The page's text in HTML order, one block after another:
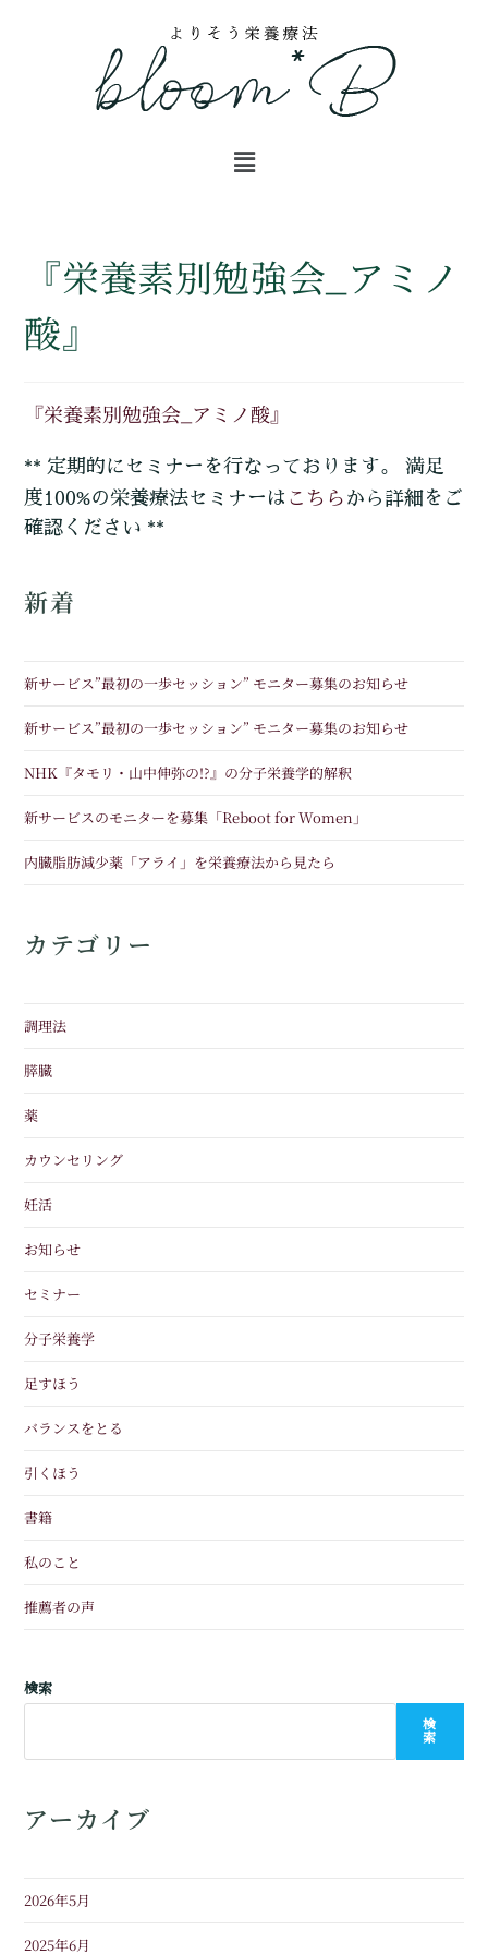
『栄養素別勉強会_アミノ
酸』
『栄養素別勉強会_アミノ酸』
** 定期的にセミナーを行なっております。 満足
度100%の栄養療法セミナーは こちら から詳細をご
確認ください **
新着
新サービス”最初の一歩セッション” モニター募集のお知らせ
新サービス”最初の一歩セッション” モニター募集のお知らせ
NHK『タモリ・山中伸弥の!?』の分子栄養学的解釈
新サービスのモニターを募集「Reboot for Women」
内臓脂肪減少薬「アライ」を栄養療法から見たら
カテゴリー
調理法
膵臓
薬
カウンセリング
妊活
お知らせ
セミナー
分子栄養学
足すほう
バランスをとる
引くほう
書籍
私のこと
推薦者の声
検索
検
索
アーカイブ
2026年5月
2025年6月